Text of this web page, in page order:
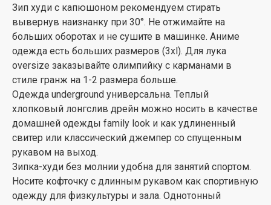
Зип худи с капюшоном рекомендуем стирать
вывернув наизнанку при 30°. Не отжимайте на
больших оборотах и не сушите в машинке. Аниме
одежда есть больших размеров (3xl). Для лука
oversize заказывайте олимпийку с карманами в
стиле гранж на 1-2 размера больше.
Одежда underground универсальна. Теплый
хлопковый лонгслив дрейн можно носить в качестве
домашней одежды family look и как удлиненный
свитер или классический джемпер со спущенным
рукавом на выход.
Зипка-худи без молнии удобна для занятий спортом.
Носите кофточку с длинным рукавом как спортивную
одежду для физкультуры и зала. Однотонный